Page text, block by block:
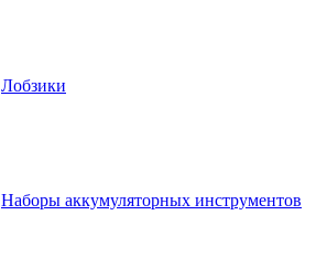
Лобзики
Наборы аккумуляторных инструментов